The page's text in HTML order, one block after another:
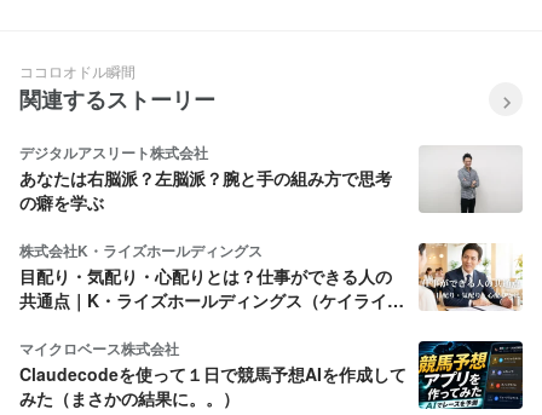
ココロオドル瞬間
関連するストーリー
デジタルアスリート株式会社
あなたは右脳派？左脳派？腕と手の組み方で思考
の癖を学ぶ
株式会社K・ライズホールディングス
目配り・気配り・心配りとは？仕事ができる人の
共通点｜K・ライズホールディングス（ケイライ
マイクロベース株式会社
Claudecodeを使って１日で競馬予想AIを作成して
みた（まさかの結果に。。）